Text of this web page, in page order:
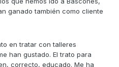
ganado también como cliente
en tratar con talleres
han gustado. El trato para
correcto, educado. Me ha